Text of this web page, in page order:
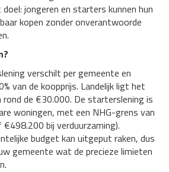
jongeren en starters kunnen hun
kopen zonder onverantwoorde
verschilt per gemeente en
van de koopprijs. Landelijk ligt het
rond de €30.000. De starterslening is
woningen, met een NHG-grens van
bij verduurzaming).
budget kan uitgeput raken, dus
gemeente wat de precieze limieten